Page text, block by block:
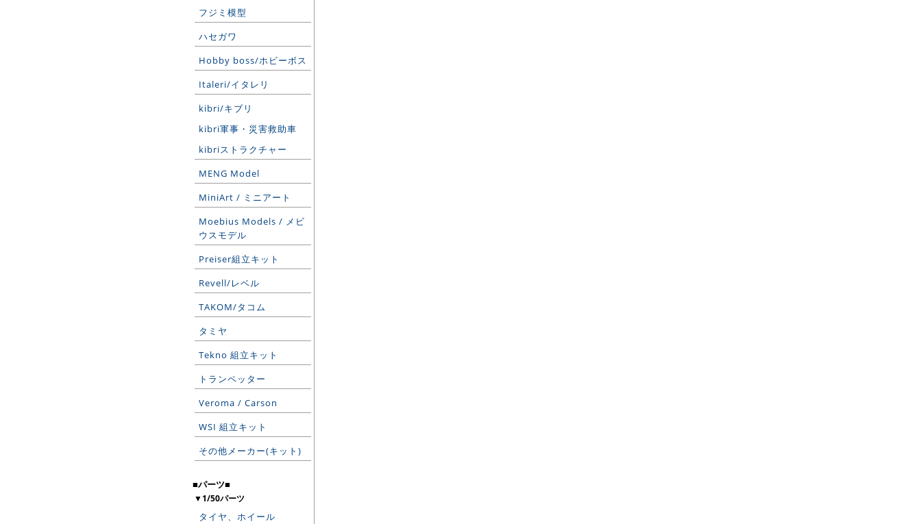
フジミ模型
ハセガワ
Hobby boss/ホビーボス
Italeri/イタレリ
kibri/キブリ
kibri軍事・災害救助車
kibriストラクチャー
MENG Model
MiniArt / ミニアート
Moebius Models / メビ
ウスモデル
Preiser組立キット
Revell/レベル
TAKOM/タコム
タミヤ
Tekno 組立キット
トランペッター
Veroma / Carson
WSI 組立キット
その他メーカー(キット)
■パーツ■
▼1/50パーツ
タイヤ、ホイール